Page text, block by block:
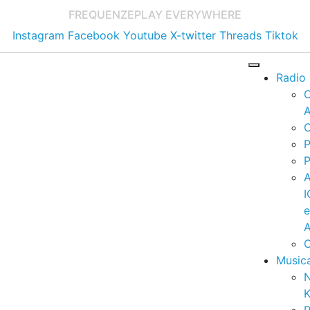
FREQUENZEPLAY EVERYWHERE
Instagram Facebook Youtube X-twitter Threads Tiktok
Radio
e